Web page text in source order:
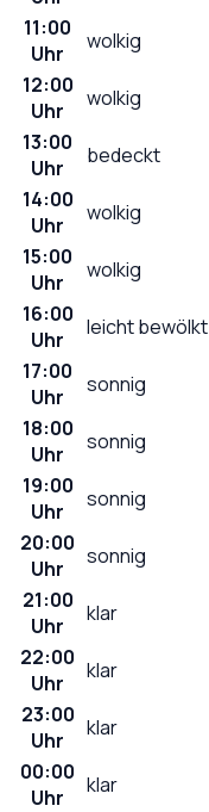
11:00
Uhr
wolkig
12:00
Uhr
wolkig
13:00
Uhr
bedeckt
14:00
Uhr
wolkig
15:00
Uhr
wolkig
16:00
Uhr
leicht bewölkt
17:00
Uhr
sonnig
18:00
Uhr
sonnig
19:00
Uhr
sonnig
20:00
Uhr
sonnig
21:00
Uhr
klar
22:00
Uhr
klar
23:00
Uhr
klar
00:00
Uhr
klar